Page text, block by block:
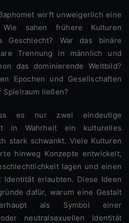
sahen frühere Kulturen
Geschlecht? War das binäre
Trennung in männlich und
das dominierende Weltbild?
Epochen und Gesellschaften
ließen?
in Wahrheit ein kulturelles
stark schwankt. Viele Kulturen
hinweg Konzepte entwickelt,
lagen und einen
Identität erlaubten. Diese Ideen
dafür, warum eine Gestalt
als Symbol einer
neutralsexuellen Identität